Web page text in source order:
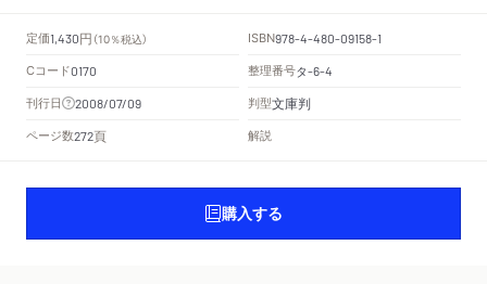
定価1,430円 （10％税込） ISBN978-4-480-09158-1
Cコード0170 整理番号タ-6-4
刊行日 2008/07/09 判型文庫判
ページ数272頁 解説
購入する